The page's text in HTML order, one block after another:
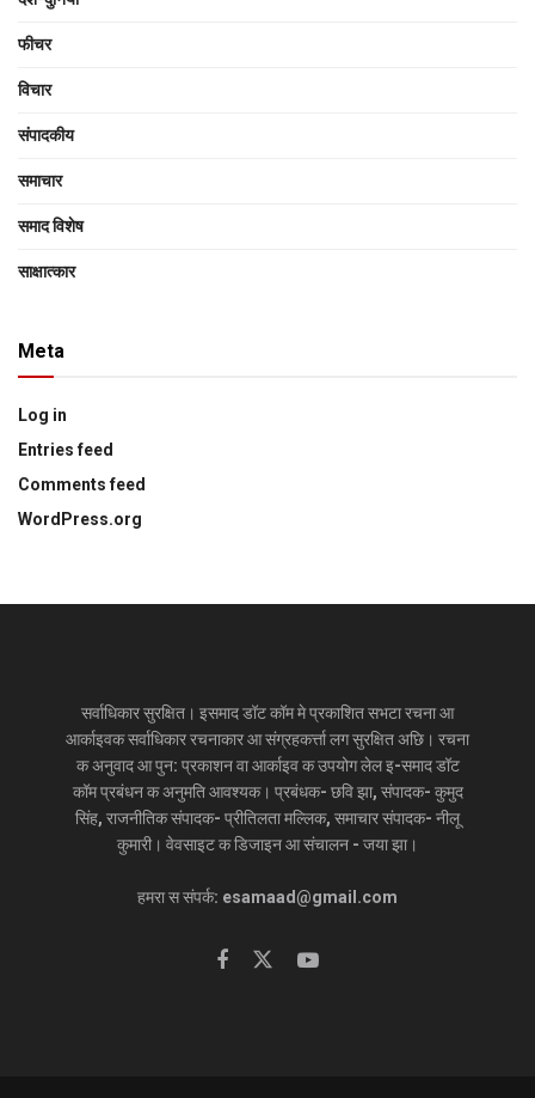
फीचर
विचार
संपादकीय
समाचार
समाद विशेष
साक्षात्‍कार
Meta
Log in
Entries feed
Comments feed
WordPress.org
सर्वाधिकार सुरक्षित। इसमाद डॉट कॉम मे प्रकाशित सभटा रचना आ
आर्काइवक सर्वाधिकार रचनाकार आ संग्रहकर्त्ता लग सुरक्षित अछि। रचना
क अनुवाद आ पुन: प्रकाशन वा आर्काइव क उपयोग लेल इ-समाद डॉट
कॉम प्रबंधन क अनुमति आवश्यक। प्रबंधक- छवि झा, संपादक- कुमुद
सिंह, राजनीतिक संपादक- प्रीतिलता मल्लिक, समाचार संपादक- नीलू
कुमारी। वेवसाइट क डिजाइन आ संचालन - जया झा।
हमरा स संपर्क: esamaad@gmail.com